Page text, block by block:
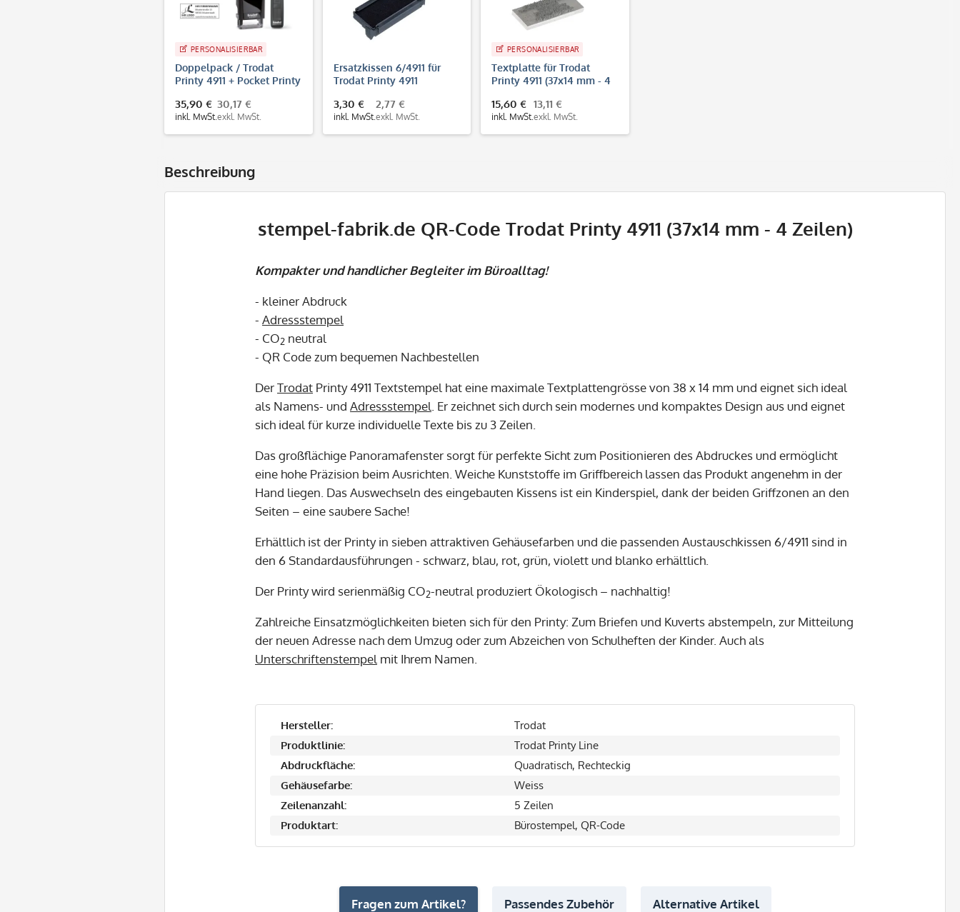
PERSONALISIERBAR
Doppelpack / Trodat
Printy 4911 + Pocket Printy
35,90 €
inkl. MwSt.
30,17 €
exkl. MwSt.
Ersatzkissen 6/4911 für
Trodat Printy 4911
3,30 €
inkl. MwSt.
2,77 €
exkl. MwSt.
PERSONALISIERBAR
Textplatte für Trodat
Printy 4911 (37x14 mm - 4
15,60 €
inkl. MwSt.
13,11 €
exkl. MwSt.
Beschreibung
stempel-fabrik.de QR-Code Trodat Printy 4911 (37x14 mm - 4 Zeilen)
Kompakter und handlicher Begleiter im Büroalltag!
- kleiner Abdruck
- Adressstempel
- CO2 neutral
- QR Code zum bequemen Nachbestellen
DerTrodat Printy 4911 Textstempel hat eine maximale Textplattengrösse von 38 x 14 mm und eignet sich ideal
als Namens- und Adressstempel . Er zeichnet sich durch sein modernes und kompaktes Design aus und eignet
sich ideal für kurze individuelle Texte bis zu 3 Zeilen.
Das großflächige Panoramafenster sorgt für perfekte Sicht zum Positionieren des Abdruckes und ermöglicht
eine hohe Präzision beim Ausrichten. Weiche Kunststoffe im Griffbereich lassen das Produkt angenehm in der
Hand liegen. Das Auswechseln des eingebauten Kissens ist ein Kinderspiel, dank der beiden Griffzonen an den
Seiten – eine saubere Sache!
Erhältlich ist der Printy in sieben attraktiven Gehäusefarben und die passenden Austauschkissen 6/4911 sind in
den 6 Standardausführungen - schwarz, blau, rot, grün, violett und blanko erhältlich.
Der Printy wird serienmäßig CO2-neutral produziert Ökologisch – nachhaltig!
Zahlreiche Einsatzmöglichkeiten bieten sich für den Printy: Zum Briefen und Kuverts abstempeln, zur Mitteilung
der neuen Adresse nach dem Umzug oder zum Abzeichen von Schulheften der Kinder. Auch als
Unterschriftenstempel mit Ihrem Namen.
Hersteller:
Trodat
Produktlinie:
Trodat Printy Line
Abdruckfläche:
Quadratisch, Rechteckig
Gehäusefarbe:
Weiss
Zeilenanzahl:
5 Zeilen
Produktart:
Bürostempel, QR-Code
Fragen zum Artikel? Passendes Zubehör Alternative Artikel